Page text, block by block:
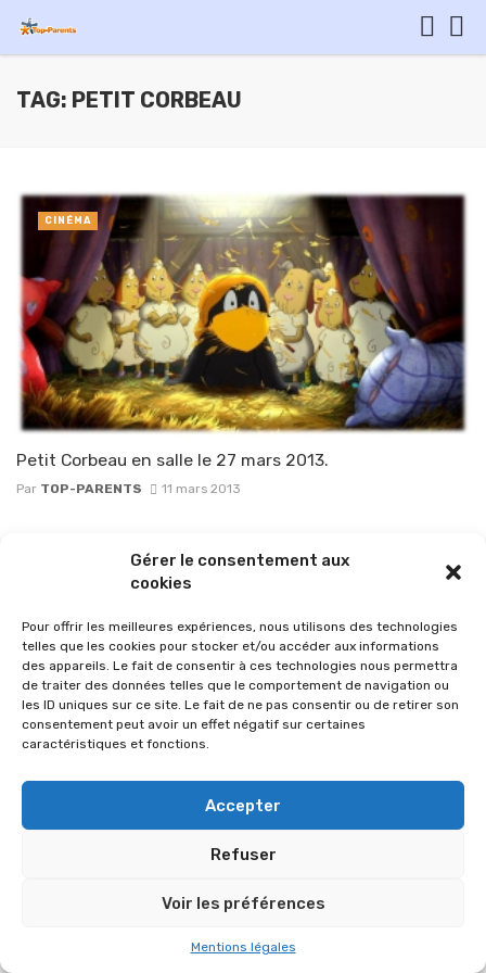
Gérer le consentement aux
cookies
Pour offrir les meilleures expériences, nous utilisons des technologies
telles que les cookies pour stocker et/ou accéder aux informations
des appareils. Le fait de consentir à ces technologies nous permettra
de traiter des données telles que le comportement de navigation ou
les ID uniques sur ce site. Le fait de ne pas consentir ou de retirer son
consentement peut avoir un effet négatif sur certaines
caractéristiques et fonctions.
Accepter
Refuser
Voir les préférences
Mentions légales
TAG: PETIT CORBEAU
Petit Corbeau en salle le 27 mars 2013.
Par TOP-PARENTS 11 mars 2013
CINÉMA
© 2026 Im-presse. Tous droits réservés.
MENTIONS LÉGALES